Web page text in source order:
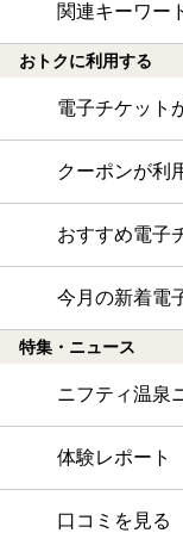
関連キーワー
おトクに利用する
電子チケット
クーポンが利
おすすめ電子
今月の新着電
特集・ニュース
ニフティ温泉
体験レポート
口コミを見る